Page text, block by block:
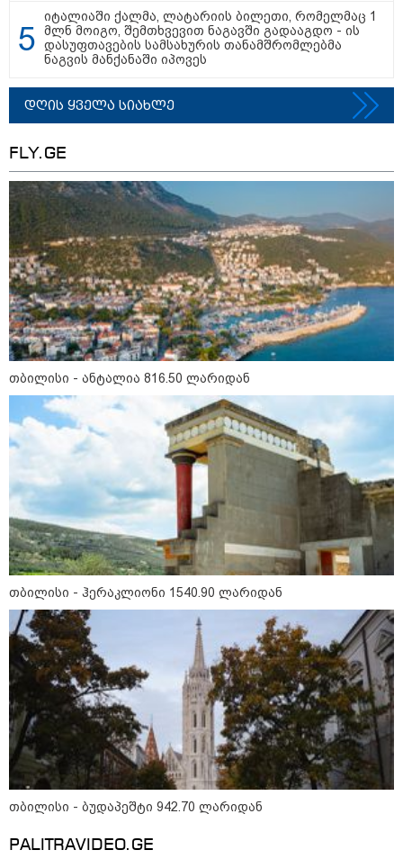
6
ასტროლოგიური
მოიმატებს მოტივაცია და აქტიური მოქმედების სურვილი.
კარგი დროა იმ საქმეების წამოსაწყებად, რომლებიც დიდ
ძალისხმევასა და ინიციატივას მოითხოვს. თავდაჯერებულობა
და პოზიტიური განწყობა დაგეხმარებათ, რომ დასახულ
მიზნებს ეტაპობრივად მიაღწიოთ.
როგორ მოვამზადოთ
ვეგეტარიანული ფალაფელი
რა უნდა გავაკეთოთ პირველ
რიგში შუქის გამორთვისას: 5
მნიშვნელოვანი ნაბიჯი
1-დღიანი ტურები თბილისიდან:
სად წავიდეთ დილით და
დავბრუნდეთ საღამოს?
მსოფლიო
იტალიაში ქალმა, ლატარიის ბილეთი, რომელმაც 1
მლნ მოიგო, შემთხვევით ნაგავში გადააგდო - ის
დასუფთავების სამსახურის თანამშრომლებმა
ნაგვის მანქანაში იპოვეს
დღის ყველა სიახლე
FLY.GE
თბილისი - ანტალია 816.50 ლარიდან
თბილისი - ჰერაკლიონი 1540.90 ლარიდან
თბილისი - ბუდაპეშტი 942.70 ლარიდან
PALITRAVIDEO.GE